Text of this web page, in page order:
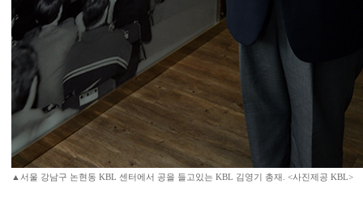
▲서울 강남구 논현동 KBL 센터에서 공을 들고있는 KBL 김영기 총재. <사진제공 KBL>